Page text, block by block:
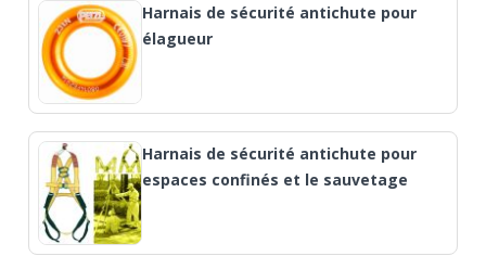
Harnais de sécurité antichute pour
élagueur
Harnais de sécurité antichute pour
espaces confinés et le sauvetage